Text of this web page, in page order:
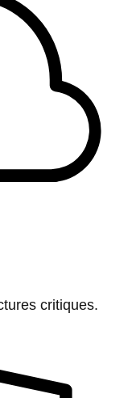
critiques.